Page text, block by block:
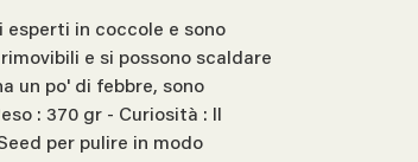
esperti in coccole e sono
e si possono scaldare
un po' di febbre, sono
: 370 gr - Curiosità : Il
per pulire in modo